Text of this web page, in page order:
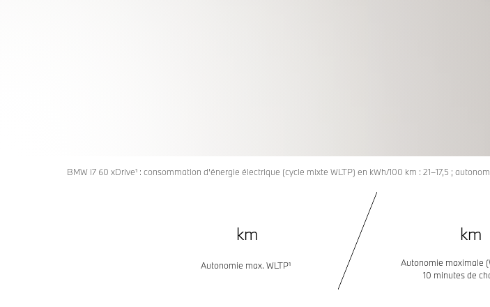
BMW i7 60 xDrive¹ : consommation d’énergie électrique (cycle mixte WLTP) en kWh/100 km : 21–17,5 ;
km km
Autonomie max. WLTP¹
Autonomie maximale
10 minutes de